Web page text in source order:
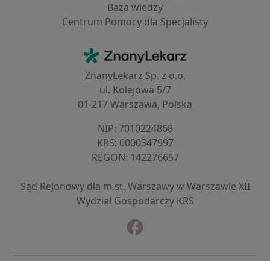
Baza wiedzy
Centrum Pomocy dla Specjalisty
ZnanyLekarz - Strona główna
ZnanyLekarz Sp. z o.o.
ul. Kolejowa 5/7
01-217 Warszawa, Polska
NIP: ⁠7010224868
KRS: ⁠0000347997
REGON: ⁠142276657
Sąd Rejonowy dla m.st. Warszawy w Warszawie XII
Wydział Gospodarczy KRS